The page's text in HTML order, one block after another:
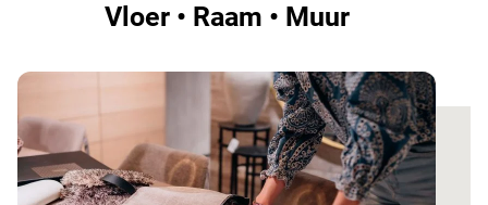
Vloer • Raam • Muur